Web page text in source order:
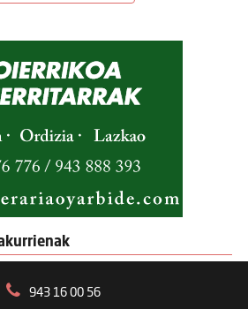
943 16 00 56